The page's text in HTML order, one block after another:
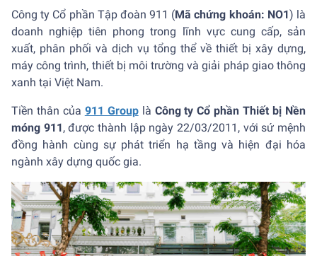
Công ty Cổ phần Tập đoàn 911 (Mã chứng khoán: NO1) là
doanh nghiệp tiên phong trong lĩnh vực cung cấp, sản
xuất, phân phối và dịch vụ tổng thể về thiết bị xây dựng,
máy công trình, thiết bị môi trường và giải pháp giao thông
xanh tại Việt Nam.
Tiền thân của 911 Group là Công ty Cổ phần Thiết bị Nền
móng 911, được thành lập ngày 22/03/2011, với sứ mệnh
đồng hành cùng sự phát triển hạ tầng và hiện đại hóa
ngành xây dựng quốc gia.